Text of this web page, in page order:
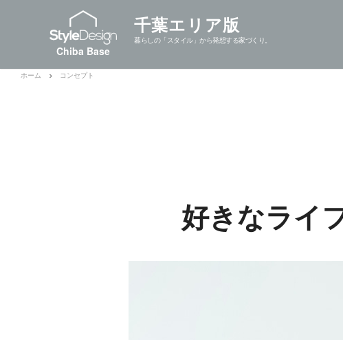
Chiba Base
千葉エリア版
暮らしの「スタイル」から発想する家づくり。
ホーム コンセプト
好きなライ